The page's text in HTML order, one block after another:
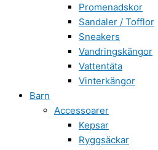
Promenadskor
Sandaler / Tofflor
Sneakers
Vandringskängor
Vattentäta
Vinterkängor
Barn
Accessoarer
Kepsar
Ryggsäckar